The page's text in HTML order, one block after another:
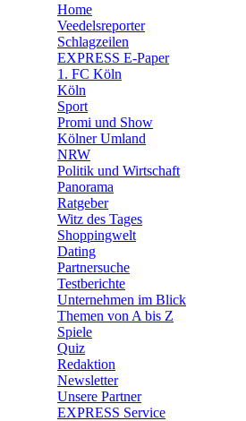
🛒 Shoppingwelt
Home
Veedelsreporter
Schlagzeilen
EXPRESS E-Paper
1. FC Köln
Köln
Sport
Promi und Show
Kölner Umland
NRW
Politik und Wirtschaft
Panorama
Ratgeber
Witz des Tages
Shoppingwelt
Dating
Partnersuche
Testberichte
Unternehmen im Blick
Themen von A bis Z
Spiele
Quiz
Redaktion
Newsletter
Unsere Partner
EXPRESS Service